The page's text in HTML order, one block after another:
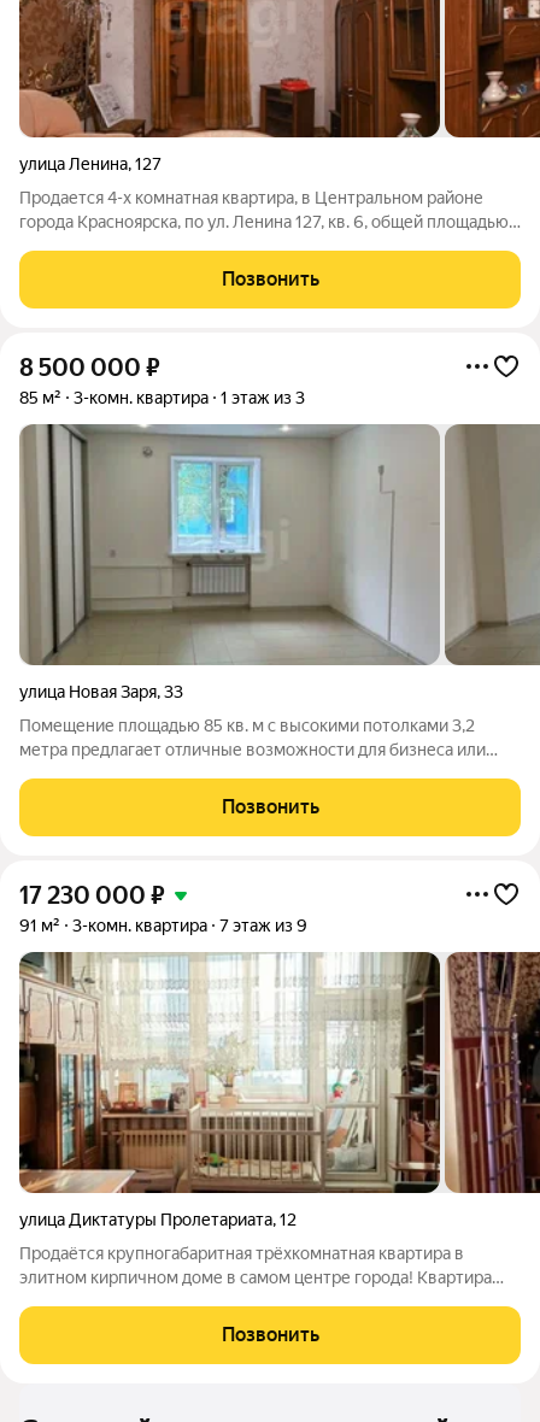
улица Ленина,127
Продается 4-х комнатная квартира, в Центральном районе
города Красноярска, по ул. Ленина 127, кв. 6, общей площадью
4-х этажного жилого дома. Высокие потолки 3,3 метра.
Сан.узел
Позвонить
8 500 000 ₽
85 м² 3-комн. квартира 1 этаж из 3
улица Новая Заря,33
Помещение площадью 85 кв. м с высокими потолками 3,2
метра предлагает отличные возможности для бизнеса или
капитального ремонта, который включал замену всех
инженерных коммуникаций,
Позвонить
17 230 000 ₽
91 м² 3-комн. квартира 7 этаж из 9
улица Диктатуры Пролетариата,12
Продаётся крупногабаритная трёхкомнатная квартира в
элитном кирпичном доме в самом центре города! Квартира
индивидуальной постройки. Толщина стен 1 метр, благодаря
этому зимой тепло, летом прохладно.
Позвонить